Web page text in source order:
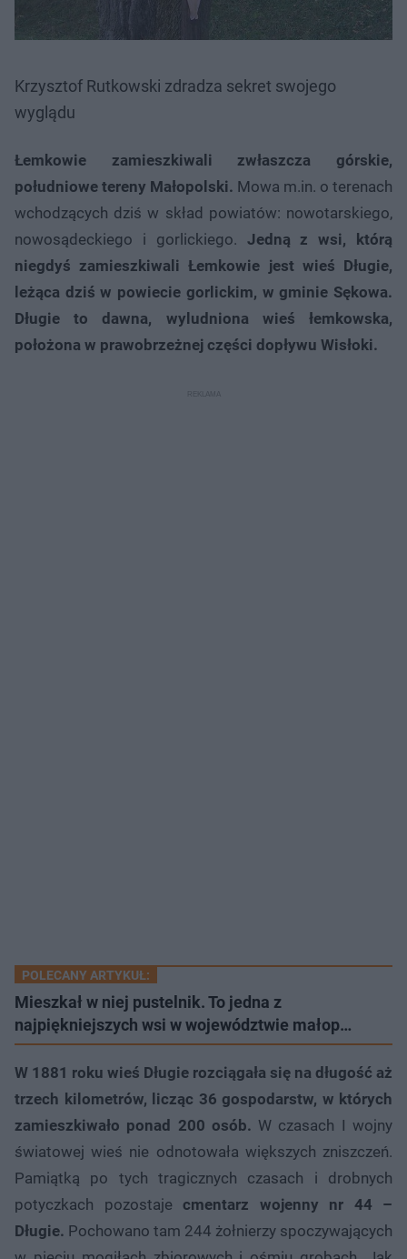
Krzysztof Rutkowski zdradza sekret swojego
wyglądu
Łemkowie zamieszkiwali zwłaszcza górskie,
południowe tereny Małopolski. Mowa m.in. o terenach
wchodzących dziś w skład powiatów: nowotarskiego,
nowosądeckiego i gorlickiego. Jedną z wsi, którą
niegdyś zamieszkiwali Łemkowie jest wieś Długie,
leżąca dziś w powiecie gorlickim, w gminie Sękowa.
Długie to dawna, wyludniona wieś łemkowska,
położona w prawobrzeżnej części dopływu Wisłoki.
POLECANY ARTYKUŁ:
Mieszkał w niej pustelnik. To jedna z
najpiękniejszych wsi w województwie małop…
W 1881 roku wieś Długie rozciągała się na długość aż
trzech kilometrów, licząc 36 gospodarstw, w których
zamieszkiwało ponad 200 osób. W czasach I wojny
światowej wieś nie odnotowała większych zniszczeń.
Pamiątką po tych tragicznych czasach i drobnych
potyczkach pozostaje cmentarz wojenny nr 44 –
Długie. Pochowano tam 244 żołnierzy spoczywających